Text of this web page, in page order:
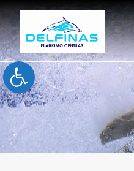
Open toolbar